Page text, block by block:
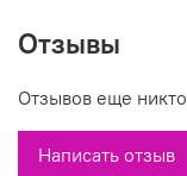
Стаса». Модель
Отзывы
Отзывов еще
Написать отзыв